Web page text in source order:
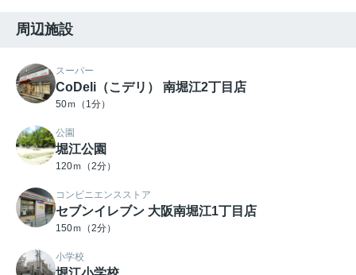
周辺施設
スーパー
CoDeli（こデリ） 南堀江2丁目店
50ｍ（1分）
公園
堀江公園
120ｍ（2分）
コンビニエンスストア
セブンイレブン 大阪南堀江1丁目店
150ｍ（2分）
小学校